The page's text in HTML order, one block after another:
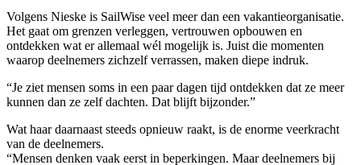
Volgens Nieske is SailWise veel meer dan een vakantieorganisatie.
Het gaat om grenzen verleggen, vertrouwen opbouwen en
ontdekken wat er allemaal wél mogelijk is. Juist die momenten
waarop deelnemers zichzelf verrassen, maken diepe indruk.
“Je ziet mensen soms in een paar dagen tijd ontdekken dat ze meer
kunnen dan ze zelf dachten. Dat blijft bijzonder.”
Wat haar daarnaast steeds opnieuw raakt, is de enorme veerkracht
van de deelnemers.
“Mensen denken vaak eerst in beperkingen. Maar deelnemers bij